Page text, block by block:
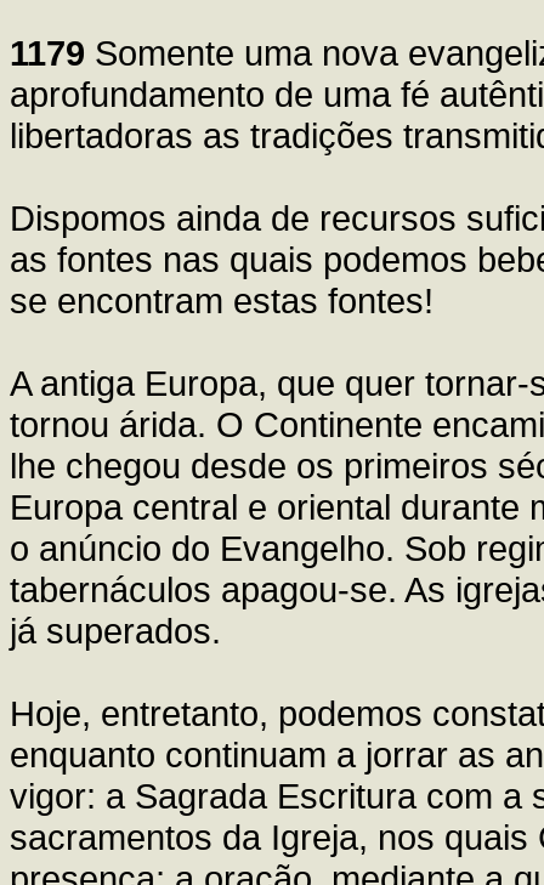
1179 Somente uma nova
aprofundamento de uma fé
libertadoras as tradições
Dispomos ainda de recursos
as fontes nas quais podemos
se encontram estas fontes!
A antiga Europa, que quer
tornou árida. O Continente
lhe chegou desde os primeiros
Europa central e oriental durante
o anúncio do Evangelho. Sob
tabernáculos apagou-se. As
já superados.
Hoje, entretanto, podemos
enquanto continuam a jorrar as
vigor: a Sagrada Escritura com a
sacramentos da Igreja, nos